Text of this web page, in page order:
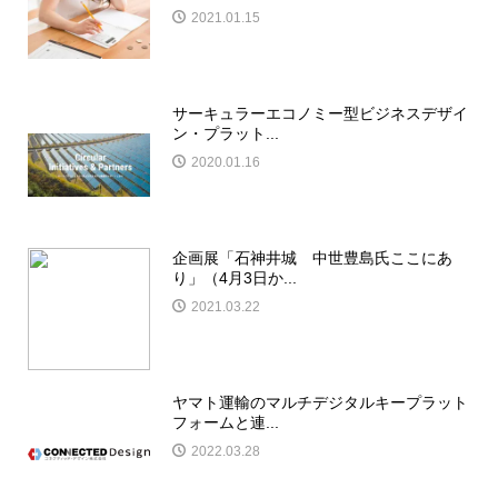
2021.01.15
サーキュラーエコノミー型ビジネスデザイ
ン・プラット...
2020.01.16
企画展「石神井城 中世豊島氏ここにあ
り」（4月3日か...
2021.03.22
ヤマト運輸のマルチデジタルキープラット
フォームと連...
2022.03.28